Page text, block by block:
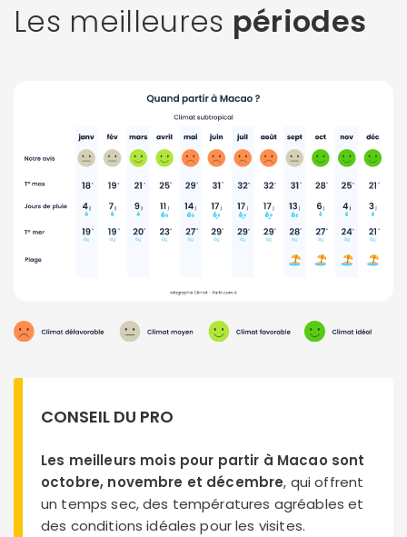
Les meilleures périodes
CONSEIL DU PRO
Les meilleurs mois pour partir à Macao sont
octobre, novembre et décembre, qui offrent
un temps sec, des températures agréables et
des conditions idéales pour les visites.